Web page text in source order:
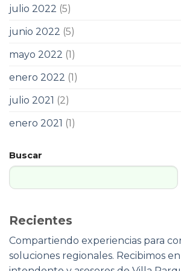
julio 2022 (5)
junio 2022 (5)
mayo 2022 (1)
enero 2022 (1)
julio 2021 (2)
enero 2021 (1)
Buscar
Recientes
Compartiendo experiencias para
soluciones regionales. Recibimos